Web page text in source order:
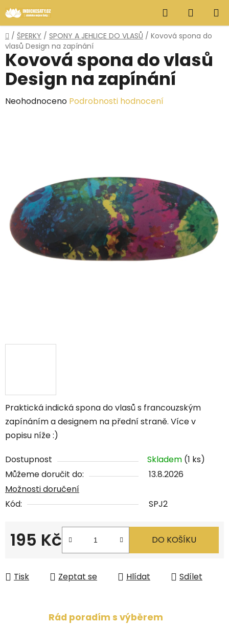
na
obsah
Hledat
KOŠÍK
Domů
/ ŠPERKY / SPONY A JEHLICE DO VLASŮ / Kovová spona do
vlasů Design na zapínání
Praktická indická spona do vlasů s francouzským
zapínáním a designem na přední straně. Více v
popisu níže :)
Dostupnost Skladem (1 ks)
Můžeme doručit do:
13.8.2026
Možnosti doručení
Kód:
SPJ2
195 Kč DO KOŠÍKU
Tisk Zeptat se Hlídat Sdílet
Kovová spona do vlasů
Design na zapínání
Průměrné
hvězdiček.
Neohodnoceno Podrobnosti hodnocení
Rád poradím s výběrem